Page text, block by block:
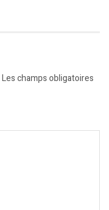
Les champs obligatoires